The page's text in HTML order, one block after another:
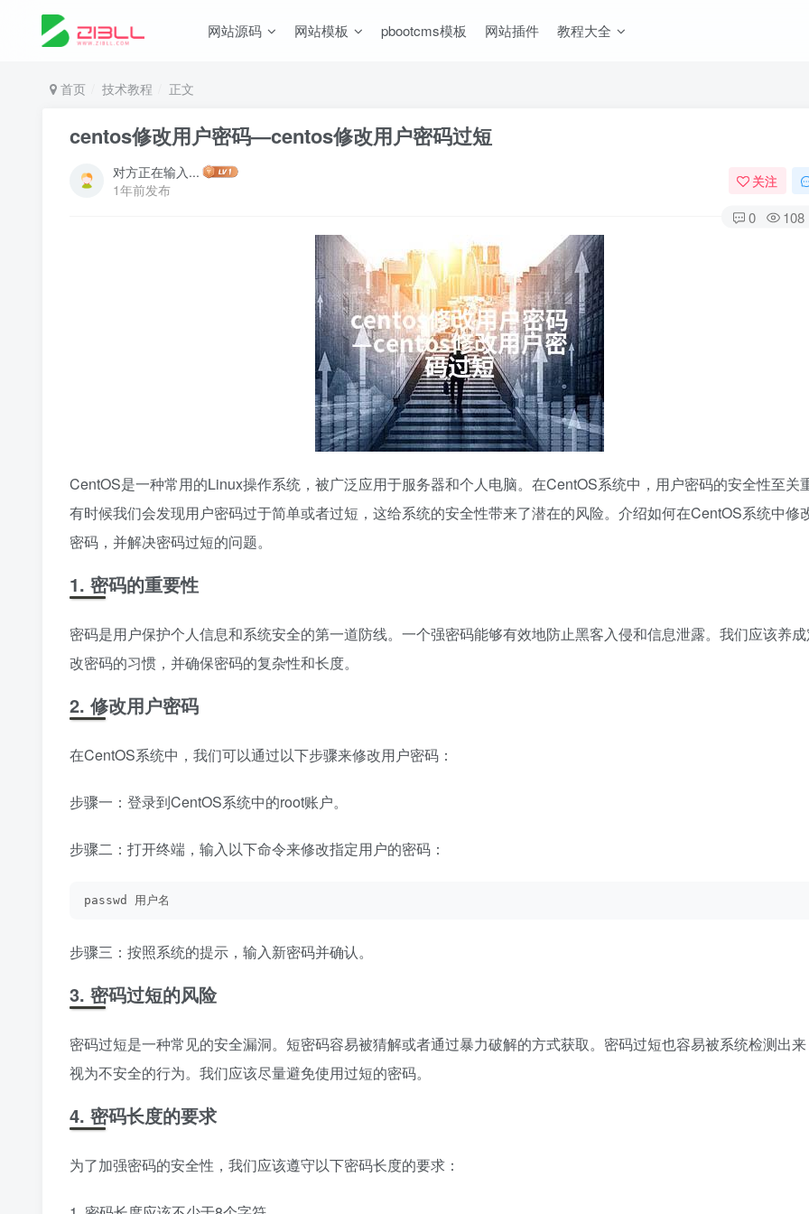
网站源码 网站模板 pbootcms模板 网站插件 教程大全
首页 技术教程 正文
centos修改用户密码—centos修改用户密码过短
对方正在输入...
1年前发布
关注
0 108
CentOS是一种常用的Linux操作系统，被广泛应用于服务器和个人电脑。在CentOS系统中，用户密码的安全性至关
有时候我们会发现用户密码过于简单或者过短，这给系统的安全性带来了潜在的风险。介绍如何在CentOS系统中修
密码，并解决密码过短的问题。
1. 密码的重要性
密码是用户保护个人信息和系统安全的第一道防线。一个强密码能够有效地防止黑客入侵和信息泄露。我们应该养
改密码的习惯，并确保密码的复杂性和长度。
2. 修改用户密码
在CentOS系统中，我们可以通过以下步骤来修改用户密码：
步骤一：登录到CentOS系统中的root账户。
步骤二：打开终端，输入以下命令来修改指定用户的密码：
passwd 用户名
步骤三：按照系统的提示，输入新密码并确认。
3. 密码过短的风险
密码过短是一种常见的安全漏洞。短密码容易被猜解或者通过暴力破解的方式获取。密码过短也容易被系统检测出
视为不安全的行为。我们应该尽量避免使用过短的密码。
4. 密码长度的要求
为了加强密码的安全性，我们应该遵守以下密码长度的要求：